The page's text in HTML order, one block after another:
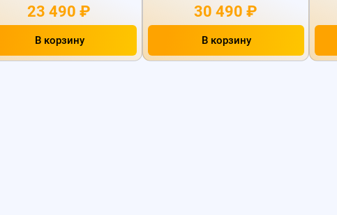
23 490 ₽
В корзину
30 490 ₽
В корзину